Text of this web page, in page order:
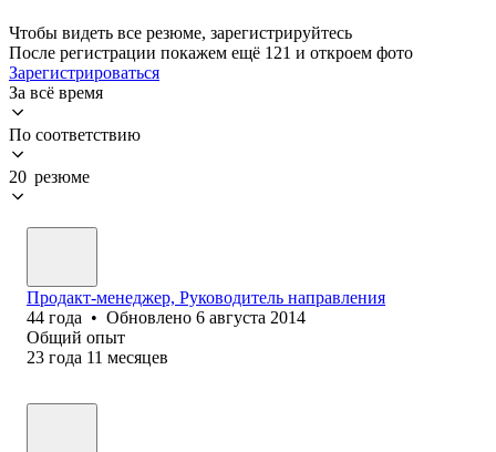
Чтобы видеть все резюме, зарегистрируйтесь
После регистрации покажем ещё 121 и откроем фото
Зарегистрироваться
За всё время
По соответствию
20 резюме
Продакт-менеджер, Руководитель направления
44 года • Обновлено 6 августа 2014
Общий опыт
23 года 11 месяцев